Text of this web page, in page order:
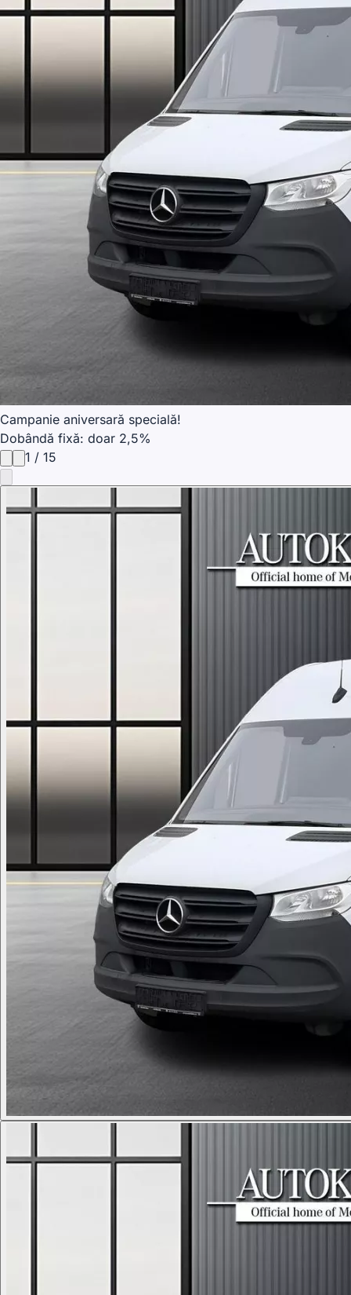
Campanie aniversară specială!
Dobândă fixă: doar 2,5%
1 / 15